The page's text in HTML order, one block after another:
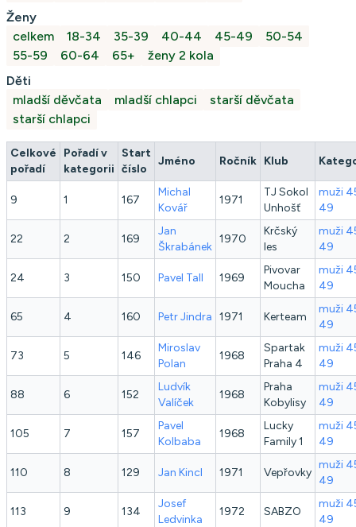
Ženy
celkem
18-34 35-39 40-44 45-49
50-54
55-59
60-64 65+
ženy 2 kola
Děti
mladší děvčata
mladší chlapci
starší děvčata
starší chlapci
Celkové
pořadí
Pořadí v
kategorii
Start
číslo
Jméno Ročník Klub
9 1 167
Michal
Kovář
1971
TJ Sokol
Unhošť
muži
49
22 2 169
Jan
Škrabánek
1970
Krčský
les
muži
49
24 3 150 Pavel Tall 1969
Pivovar
Moucha
muži
49
65 4 160 PetrJindra 1971 Kerteam
muži
49
73 5 146
Miroslav
Polan
1968
Spartak
Praha 4
muži
49
88 6 152
Ludvík
Valíček
1968
Praha
Kobylisy
muži
49
105 7 157
Pavel
Kolbaba
1968
Lucky
Family 1
muži
49
110 8 129 Jan Kincl 1971 Vepřovky
muži
49
113 9 134
Josef
Ledvinka
1972 SABZO
muži
49